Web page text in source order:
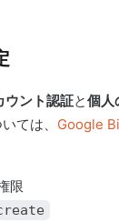
ウント認証と個人
ては、 Google
限